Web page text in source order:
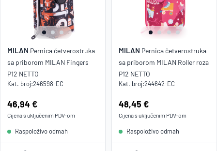
MILAN Pernica četverostruka
sa priborom MILAN Fingers
P12 NETTO
Kat. broj:246598-EC
Cijena:
46,94 €
Cijena s uključenim PDV-om
Raspoloživo odmah
MILAN Pernica četverostruka
sa priborom MILAN Roller roza
P12 NETTO
Kat. broj:244642-EC
Cijena:
48,45 €
Cijena s uključenim PDV-om
Raspoloživo odmah